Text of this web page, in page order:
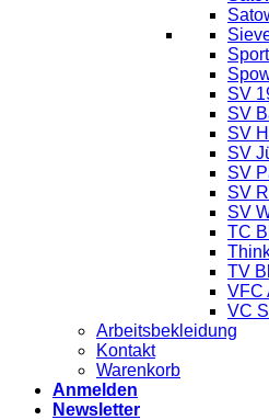
SV
SV
SV
SV
SV
SV
SV
TC
TV
VFC
VC
Arbeitsbekleidung
Kontakt
Warenkorb
Anmelden
Newsletter